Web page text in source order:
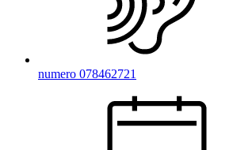
numero 078462721